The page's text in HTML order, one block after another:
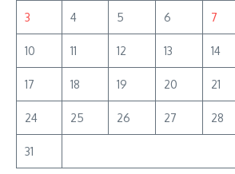
3 4 5 6 7
10 11 12 13 14
17 18 19 20 21
24 25 26 27 28
31